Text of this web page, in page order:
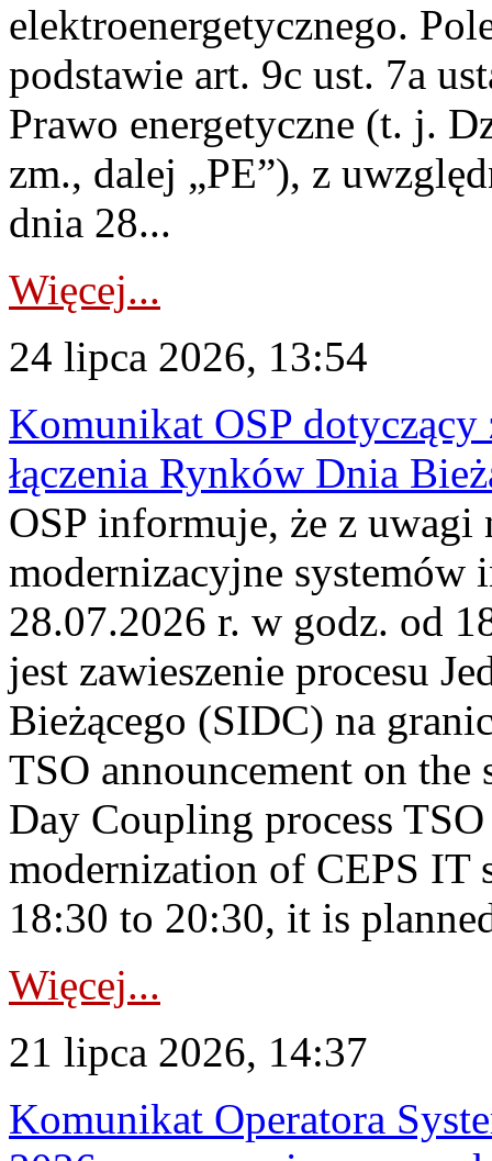
elektroenergetycznego.
podstawie art. 9c ust. 7a
Prawo energetyczne (t. j.
zm., dalej „PE”), z
dnia 28...
Więcej...
24 lipca 2026, 13:54
Komunikat OSP dotyczący
łączenia Rynków Dnia
OSP informuje, że z uwagi
modernizacyjne
28.07.2026 r. w godz. od
jest zawieszenie procesu
Bieżącego (SIDC) na
TSO announcement on
Day Coupling process
modernization of CEPS IT
18:30 to 20:30, it is
Więcej...
21 lipca 2026, 14:37
Komunikat Operatora